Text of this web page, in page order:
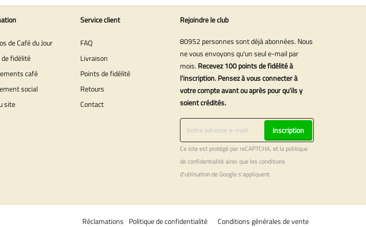
de Café du Jour
fidélité
café
social
site
Service client
FAQ
Livraison
Points de fidélité
Retours
Contact
Rejoindre le club
80952 personnes sont déjà abonnées. Nous
ne vous envoyons qu'un seul e-mail par
mois. Recevez 100 points de fidélité à
l'inscription. Pensez à vous connecter à
votre compte avant ou après pour qu'ils y
soient crédités.
Inscription
Ce site est protégé par reCAPTCHA, et la politique
de confidentialitéainsi que les conditions
d'utilisationde Google s'appliquent.
Conditions générales de vente
Politique de confidentialité
Réclamations